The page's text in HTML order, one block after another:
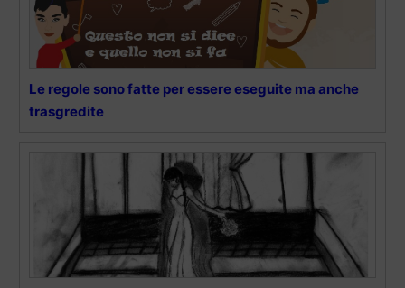
Le regole sono fatte per essere eseguite ma anche
trasgredite